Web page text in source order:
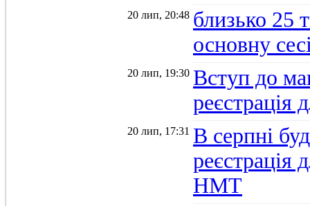
20 лип, 20:48 близько 25
основну
20 лип, 19:30 Вступ до
20 лип, 17:31 В серпні
реєстрація
НМТ